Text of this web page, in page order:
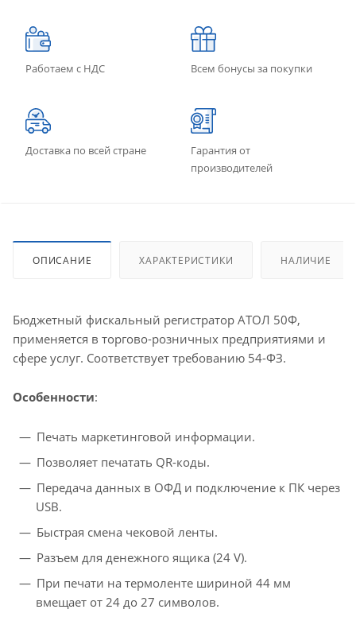
Работаем с НДС Всем бонусы за покупки
Доставка по всей стране
Гарантия от
производителей
ОПИСАНИЕ ХАРАКТЕРИСТИКИ НАЛИЧИЕ
Бюджетный фискальный регистратор АТОЛ 50Ф,
применяется в торгово-розничных предприятиями и
сфере услуг. Соответствует требованию 54-ФЗ.
Особенности:
Печать маркетинговой информации.
Позволяет печатать QR-коды.
Передача данных в ОФД и подключение к ПК через
USB.
Быстрая смена чековой ленты.
Разъем для денежного ящика (24 V).
При печати на термоленте шириной 44 мм
вмещает от 24 до 27 символов.